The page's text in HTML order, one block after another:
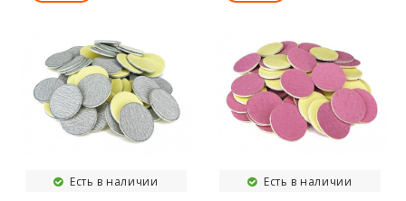
Есть в наличии Есть в наличии